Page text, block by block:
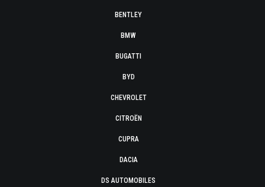
BENTLEY
BMW
BUGATTI
BYD
CHEVROLET
CITROËN
CUPRA
DACIA
DS AUTOMOBILES